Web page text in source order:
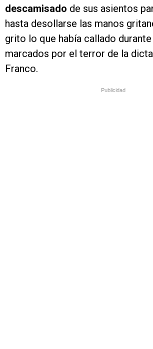
descamisado de sus asientos
hasta desollarse las manos
grito lo que había callado
marcados por el terror de la
Franco.
Publicidad